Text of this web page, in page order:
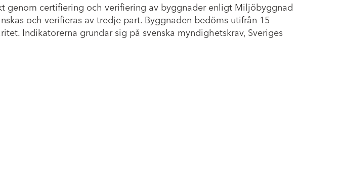
genom certifiering och verifiering av byggnader enligt Miljöbyggnad
och verifieras av tredje part. Byggnaden bedöms utifrån 15
Indikatorerna grundar sig på svenska myndighetskrav, Sveriges